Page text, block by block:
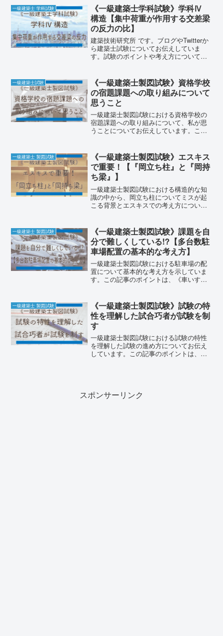
やるべきときに〈実行する〉〈できるよ
うになる〉》《週,月単位で目標を設定
し、それからの逆算で学習計画を決め
る》の3つです。
一級建築士 学科試験
《一級建築士学科試験》学科Ⅳ
構造【集中荷重が作用する交差梁
の反力の比】
建築技術研究所 です。ブログやTwitterか
ら建築士試験についてお伝えしていま
す。試験のポイントや考え方について自
用していただけると嬉しいです。今回
は、学科Ⅳ(構造)
一級建築士試験
《一級建築士製図試験》資格学校
の宿題課題への取り組みについて
思うこと
一級建築士製図試験における資格学校の
宿題課題への取り組みについて、私が思
うことについてお伝えしています。この
やる必要はない》《直前の当日課題に影
響され過ぎない》の3つです。
一級建築士 製図試験
《一級建築士製図試験》エスキス
で重要！【『岡立ち柱』と『岡持
ち梁』】
一級建築士製図試験における構造的な知
識の中から、岡立ち柱についてミスが起
こる背景とエスキスでの考え方について
ットが大きい】【ミスが起こりやすい計
画がある】【エスキスでの考え始めは、
下階の大空間と近似する面積の空間が無
いかということ】の4つです。
一級建築士 製図試験
《一級建築士製図試験》課題を自
分で難しくしている!?【多台数駐
車場配置の基本的な考え方】
一級建築士製図試験における駐車場の配
置について基本的な考え方を示していま
す。この記事のポイントは、《車いす使
保できる位置とする》《【自分で決めた
こと】と【課題で求められていること】
を適切に把握する》《自分で要求のレベ
ルを上げない》の4つです。
一級建築士 製図試験
《一級建築士製図試験》試験の特
性を理解した試合巧者が試験を制
す
一級建築士製図試験における試験の特性
を理解した試験の進め方についてお伝え
しています。この記事のポイントは、
う》《採点基準になりやすい点を優先し
て確認していく》の4つです。
スポンサーリンク